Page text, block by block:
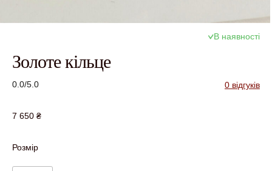
В наявності
Золоте кільце
0.0/5.0 0 відгуків
7 650 ₴
Розмір